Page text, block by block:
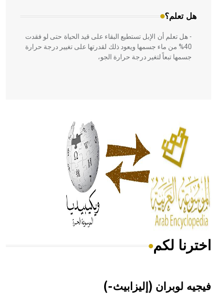
هل تعلم؟
- هل تعلم أن الإبل تستطيع البقاء على قيد الحياة حتى لو فقدت
40% من ماء جسمها ويعود ذلك لقدرتها على تغيير درجة حرارة
جسمها تبعاً لتغير درجة حرارة الجو،
الحكم، الأدلة، تنظيم التغذية، ورسالته في جروح الرأس. ويعود
له الفضل بأنه حرر الطب من الدين والفلسفة.
- هل تعلم أن المرجان إفراز حيواني يتكون في البحر ويتركب
من مادة كربونات الكلسيوم، وهو أحمر أو شديد الحمرة وهو
أجود أنواعه، ويمتاز بكبر الحجم ويسمى الش
هل تعلم أن الأبسيد كلمة فرنسية اللفظ تم اعتمادها مصطلحاً
اخترنا لكم
فيجيه لوبران (إليزابيث-)